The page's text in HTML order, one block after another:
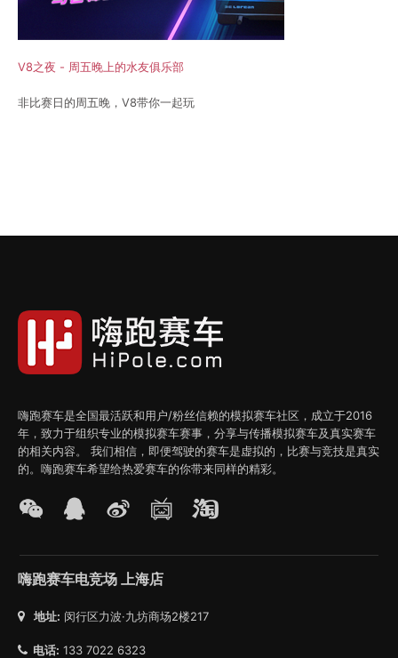
V8之夜 - 周五晚上的水友俱乐部
非比赛日的周五晚，V8带你一起玩
嗨跑赛车是全国最活跃和用户/粉丝信赖的模拟赛车社区，成立于2016
年，致力于组织专业的模拟赛车赛事，分享与传播模拟赛车及真实赛车
的相关内容。 我们相信，即便驾驶的赛车是虚拟的，比赛与竞技是真实
的。嗨跑赛车希望给热爱赛车的你带来同样的精彩。
嗨跑赛车电竞场 上海店
地址: 闵行区力波·九坊商场2楼217
电话: 133 7022 6323